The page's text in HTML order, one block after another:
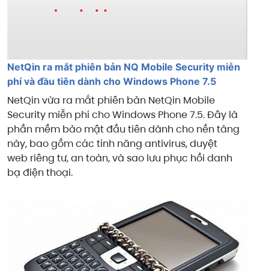
NetQin ra mắt phiên bản NQ Mobile Security miễn
phí và đầu tiên dành cho Windows Phone 7.5
NetQin vừa ra mắt phiên bản NetQin Mobile
Security miễn phí cho Windows Phone 7.5. Đây là
phần mềm bảo mật đầu tiên dành cho nền tảng
này, bao gồm các tính năng antivirus, duyệt
web riêng tư, an toàn, và sao lưu phục hồi danh
bạ điện thoại.